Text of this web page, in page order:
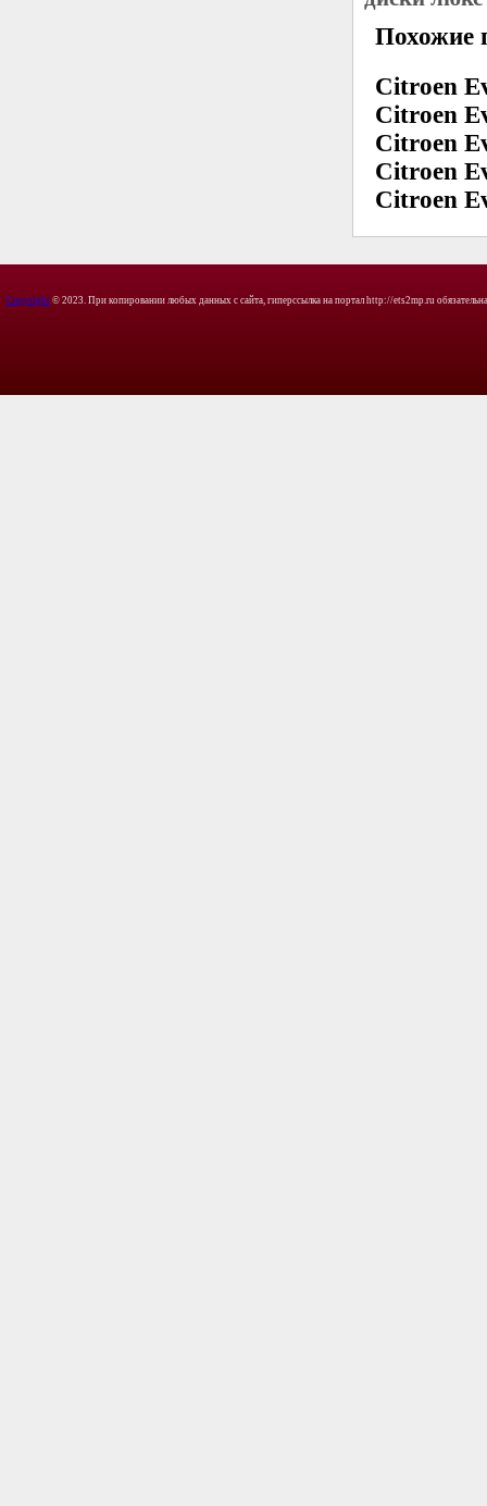
Похожие
Citroen
Citroen
Citroen
Citroen
Citroen
Copyright © 2023. При копировании любых данных с сайта, гиперссылка на портал http://ets2mp.ru